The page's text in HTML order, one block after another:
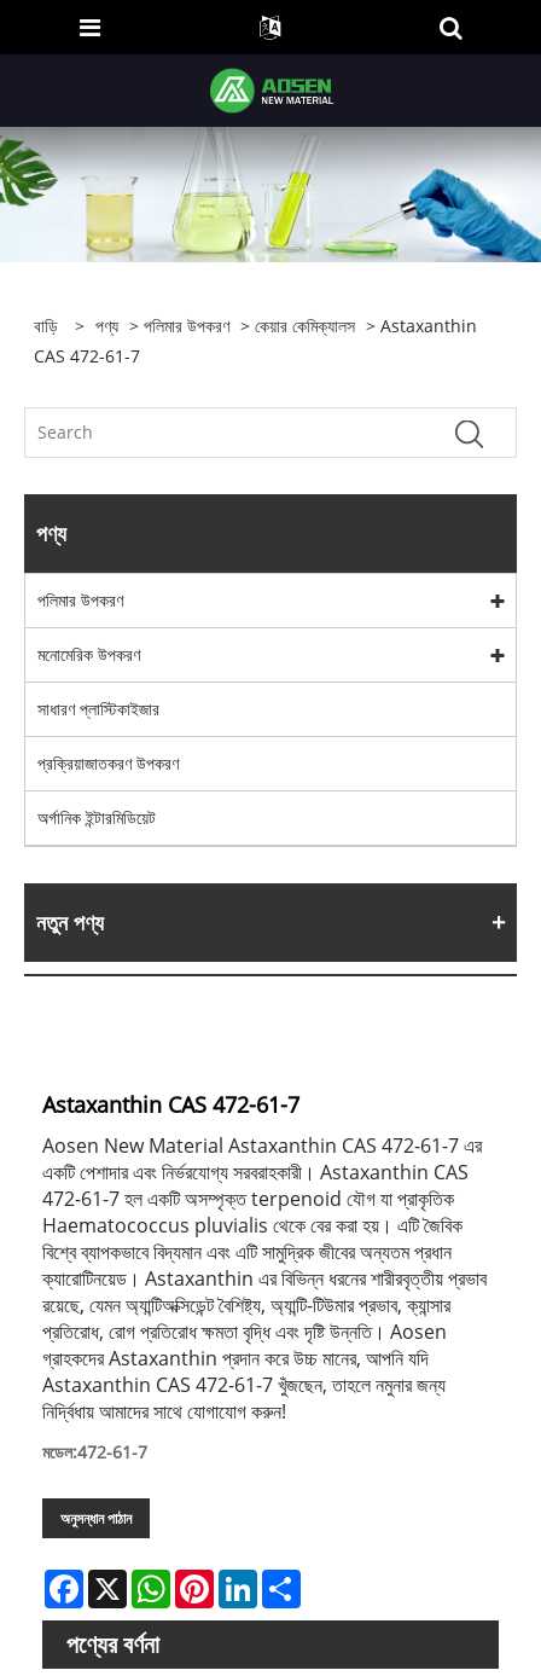
বাড়ি > পণ্য >পলিমার উপকরণ >কেয়ার কেমিক্যালস > Astaxanthin
CAS 472-61-7
পণ্য
পলিমার উপকরণ
মনোমেরিক উপকরণ
সাধারণ প্লাস্টিকাইজার
প্রক্রিয়াজাতকরণ উপকরণ
অর্গানিক ইন্টারমিডিয়েট
নতুন পণ্য
Astaxanthin CAS 472-61-7
Aosen New Material Astaxanthin CAS 472-61-7 এর
একটি পেশাদার এবং নির্ভরযোগ্য সরবরাহকারী। Astaxanthin CAS
472-61-7 হল একটি অসম্পৃক্ত terpenoid যৌগ যা প্রাকৃতিক
Haematococcus pluvialis থেকে বের করা হয়। এটি জৈবিক
বিশ্বে ব্যাপকভাবে বিদ্যমান এবং এটি সামুদ্রিক জীবের অন্যতম প্রধান
ক্যারোটিনয়েড। Astaxanthin এর বিভিন্ন ধরনের শারীরবৃত্তীয় প্রভাব
রয়েছে, যেমন অ্যান্টিঅক্সিডেন্ট বৈশিষ্ট্য, অ্যান্টি-টিউমার প্রভাব, ক্যান্সার
প্রতিরোধ, রোগ প্রতিরোধ ক্ষমতা বৃদ্ধি এবং দৃষ্টি উন্নতি। Aosen
গ্রাহকদের Astaxanthin প্রদান করে উচ্চ মানের, আপনি যদি
Astaxanthin CAS 472-61-7 খুঁজছেন, তাহলে নমুনার জন্য
নির্দ্বিধায় আমাদের সাথে যোগাযোগ করুন!
মডেল:472-61-7
অনুসন্ধান পাঠান
Facebook
X WhatsAppPinterestLinkedIn
পণ্যের বর্ণনা